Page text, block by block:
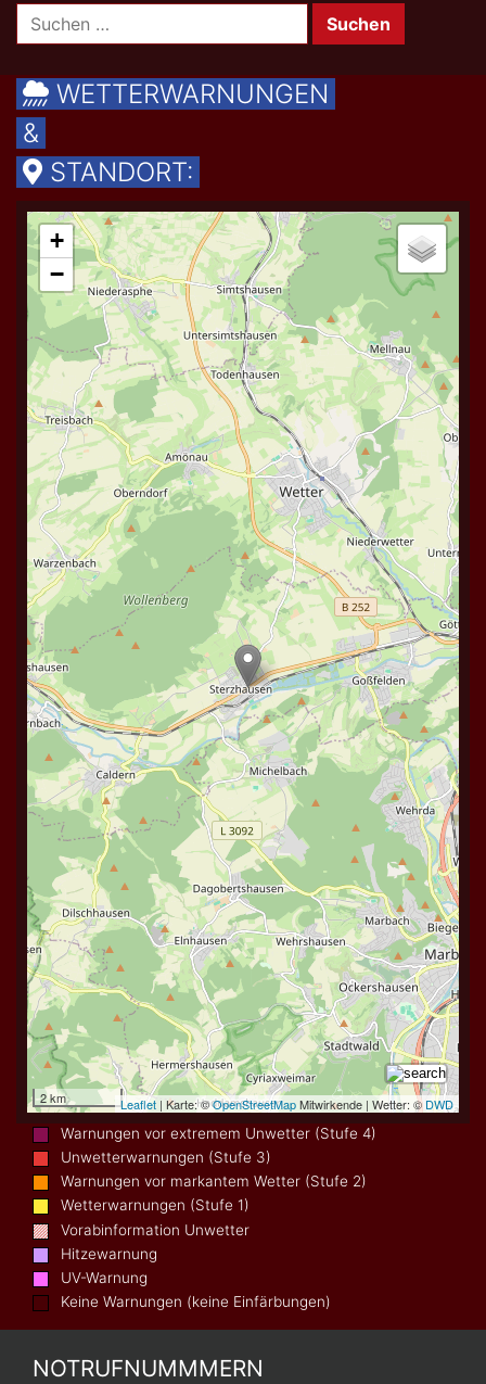
nach:
WETTERWARNUNGEN
&
STANDORT:
Warnungen vor extremem Unwetter (Stufe 4)
Unwetterwarnungen (Stufe 3)
Warnungen vor markantem Wetter (Stufe 2)
Wetterwarnungen (Stufe 1)
Vorabinformation Unwetter
Hitzewarnung
UV-Warnung
Keine Warnungen (keine Einfärbungen)
NOTRUFNUMMMERN